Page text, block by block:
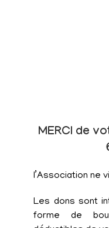
MERCI de
l’Association ne
Les dons sont
forme de